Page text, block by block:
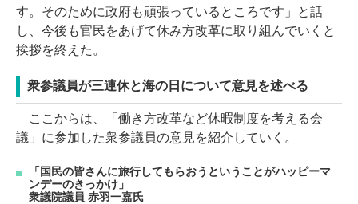
す。そのために政府も頑張っているところです」と話
し、今後も官民をあげて休み方改革に取り組んでいくと
挨拶を終えた。
衆参議員が三連休と海の日について意見を述べる
ここからは、「働き方改革など休暇制度を考える会
議」に参加した衆参議員の意見を紹介していく。
「国民の皆さんに旅行してもらおうということがハッピーマ
ンデーのきっかけ」
衆議院議員 赤羽一嘉氏